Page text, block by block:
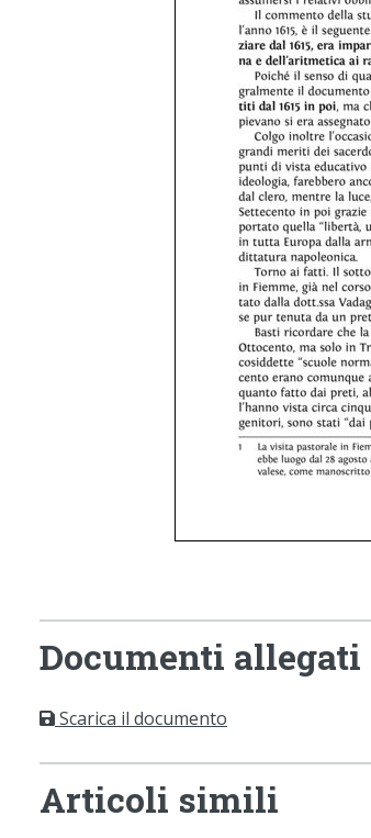
Documenti allegati
Scarica il documento
Articoli simili